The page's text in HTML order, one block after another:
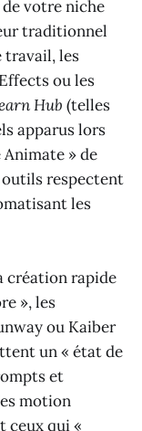
votre niche
traditionnel
travail, les
ou les
Hub (telles
apparus lors
» de
respectent
les
création rapide
», les
ou Kaiber
un « état de
et
motion
ceux qui «